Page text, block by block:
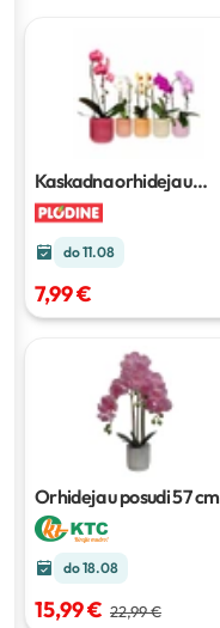
Kaskadna orhideja u
keramici
cm
do 11.08
7,99 €
Orhideja u posudi57 cm
do 18.08
15,99 € 22,99 €